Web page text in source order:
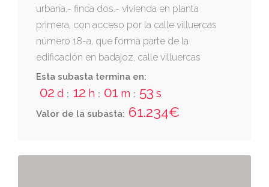
urbana.- finca dos.- vivienda en planta
primera, con acceso por la calle villuercas
número 18-a, que forma parte de la
edificación en badajoz, calle villuercas
números 18 y 18-a.
Esta subasta termina en:
02 d : 12 h : 01 m : 53 s
Valor de la subasta: 61.234€